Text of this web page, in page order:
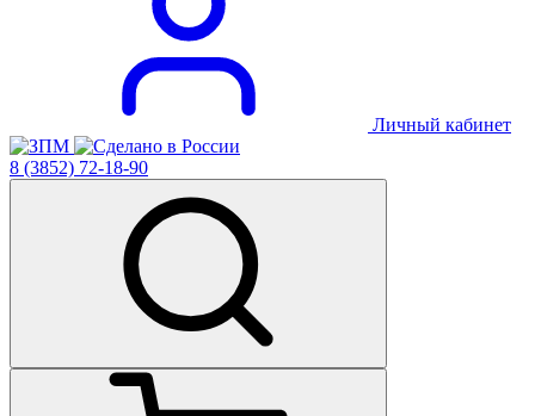
Личный кабинет
8 (3852) 72-18-90